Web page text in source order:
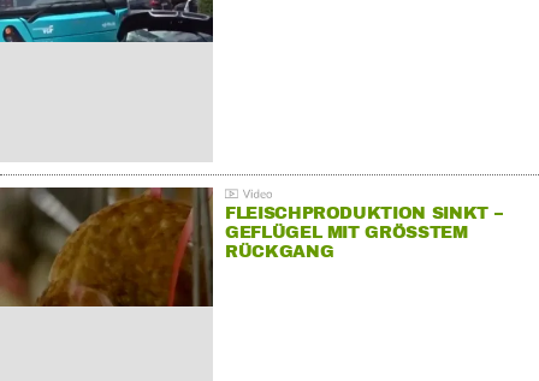
FLEISCHPRODUKTION SINKT –
GEFLÜGEL MIT GRÖSSTEM R
ÜCKGANG